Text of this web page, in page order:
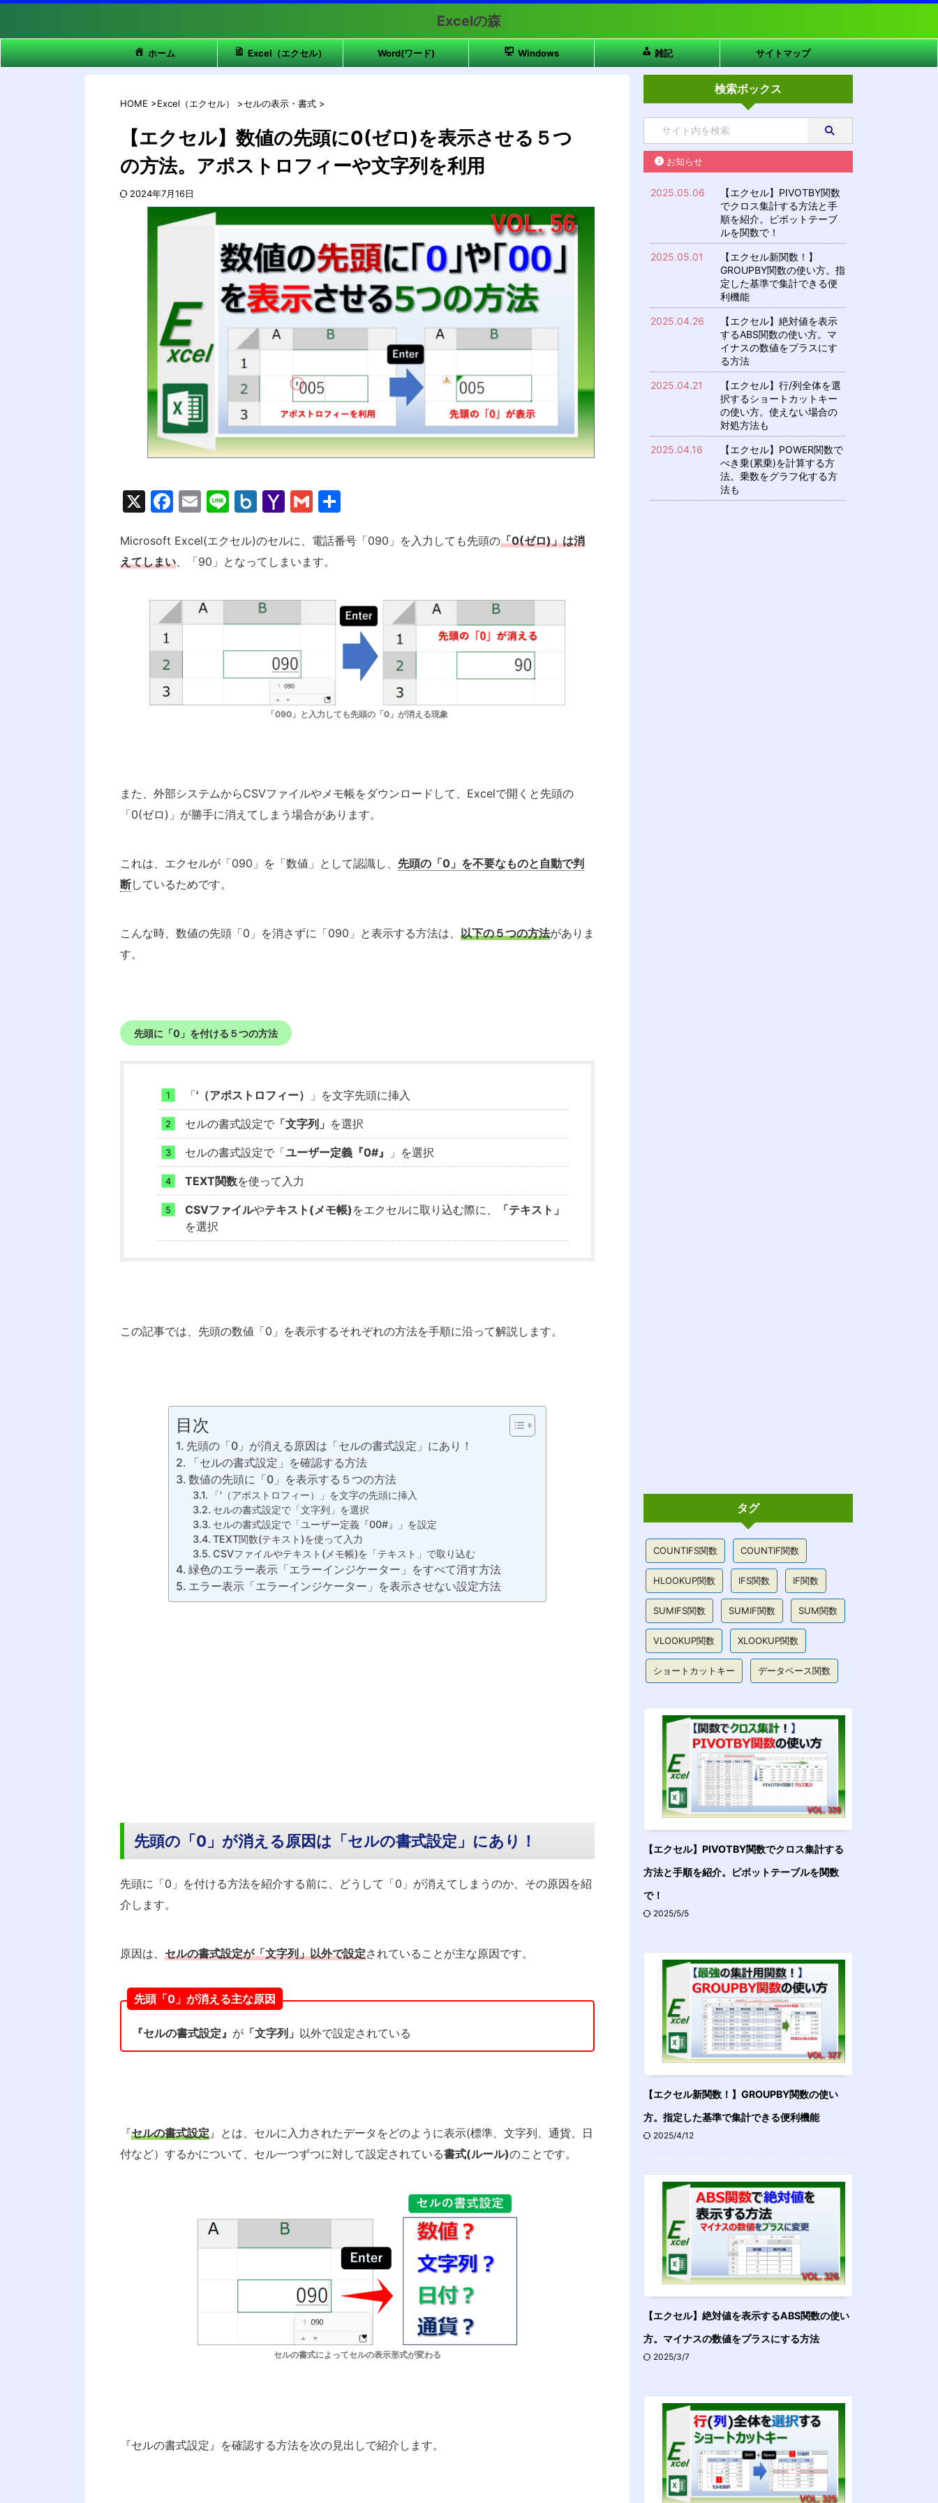
Excelの森
ホーム Excel（エクセル） Word(ワード) Windows 雑記 サイトマップ
HOME >Excel（エクセル） >セルの表示・書式 >
【エクセル】数値の先頭に0(ゼロ)を表示させる５つ
の方法。アポストロフィーや文字列を利用
2024年7月16日
X
F
c
e
o
k
E
ai
l
Li
e
B
x.
n
Y
h
o
l
G
ai
l
Microsoft Excel(エクセル)のセルに、電話番号「090」を入力しても先頭の「0(ゼロ)」は消
えてしまい、「90」となってしまいます。
「090」と入力しても先頭の「0」が消える現象
また、外部システムからCSVファイルやメモ帳をダウンロードして、Excelで開くと先頭の
「0(ゼロ)」が勝手に消えてしまう場合があります。
これは、エクセルが「090」を「数値」として認識し、 先頭の「0」を不要なものと自動で判
断しているためです。
こんな時、数値の先頭「0」を消さずに「090」と表示する方法は、 以下の５つの方法がありま
す。
先頭に「0」を付ける５つの方法
「'（アポストロフィー） 」を文字先頭に挿入
セルの書式設定で 「文字列」 を選択
セルの書式設定で「ユーザー定義『0#』 」を選択
TEXT関数を使って入力
CSVファイルやテキスト(メモ帳) をエクセルに取り込む際に、
「テキスト」
を選択
この記事では、先頭の数値「0」を表示するそれぞれの方法を手順に沿って解説します。
目次
先頭の「0」が消える原因は「セルの書式設定」にあり！
「セルの書式設定」を確認する方法
数値の先頭に「0」を表示する５つの方法
「'（アポストロフィー）」を文字の先頭に挿入
セルの書式設定で「文字列」を選択
セルの書式設定で「ユーザー定義『00#』」を設定
TEXT関数(テキスト)を使って入力
CSVファイルやテキスト(メモ帳)を「テキスト」で取り込む
緑色のエラー表示「エラーインジケーター」をすべて消す方法
エラー表示「エラーインジケーター」を表示させない設定方法
先頭の「0」が消える原因は「セルの書式設定」にあり！
先頭に「0」を付ける方法を紹介する前に、どうして「0」が消えてしまうのか、その原因を紹
介します。
原因は、 セルの書式設定が「文字列」以外で設定されていることが主な原因です。
先頭「0」が消える主な原因
『セルの書式設定』 が 「文字列」 以外で設定されている
『セルの書式設定 』とは、セルに入力されたデータをどのように表示(標準、文字列、通貨、日
付など）するかについて、セル一つずつに対して設定されている書式(ルール)のことです。
セルの書式によってセルの表示形式が変わる
『セルの書式設定』を確認する方法を次の見出しで紹介します。
検索ボックス
お知らせ
2025.05.06
【エクセル】PIVOTBY関数
でクロス集計する方法と手
順を紹介。ピボットテーブ
ルを関数で！
2025.05.01
【エクセル新関数！】
GROUPBY関数の使い方。指
定した基準で集計できる便
利機能
2025.04.26
【エクセル】絶対値を表示
するABS関数の使い方。マ
イナスの数値をプラスにす
る方法
2025.04.21
【エクセル】行/列全体を選
択するショートカットキー
の使い方。使えない場合の
対処方法も
2025.04.16
【エクセル】POWER関数で
べき乗(累乗)を計算する方
法。乗数をグラフ化する方
法も
タグ
COUNTIFS関数 COUNTIF関数
HLOOKUP関数 IFS関数 IF関数
SUMIFS関数 SUMIF関数 SUM関数
VLOOKUP関数 XLOOKUP関数
ショートカットキー データベース関数
【エクセル】PIVOTBY関数でクロス集計する
方法と手順を紹介。ピボットテーブルを関数
で！
2025/5/5
【エクセル新関数！】GROUPBY関数の使い
方。指定した基準で集計できる便利機能
2025/4/12
【エクセル】絶対値を表示するABS関数の使い
方。マイナスの数値をプラスにする方法
2025/3/7